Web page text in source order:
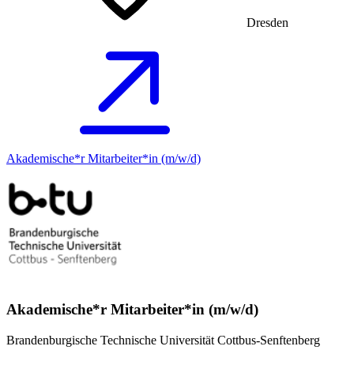
Dresden
Akademische*r Mitarbeiter*in (m/w/d)
Akademische*r Mitarbeiter*in (m/w/d)
Brandenburgische Technische Universität Cottbus-Senftenberg